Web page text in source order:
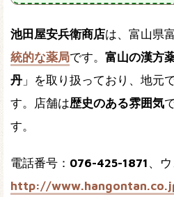
池田屋安兵衛商店は、富山県
統的な薬局です。 富山の漢方
丹 」を取り扱っており、地元
す。店舗は歴史のある雰囲気
す。
電話番号： 076-425-1871 、
http://